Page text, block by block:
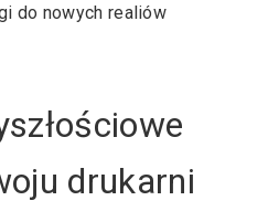
do nowych realiów
drukarni